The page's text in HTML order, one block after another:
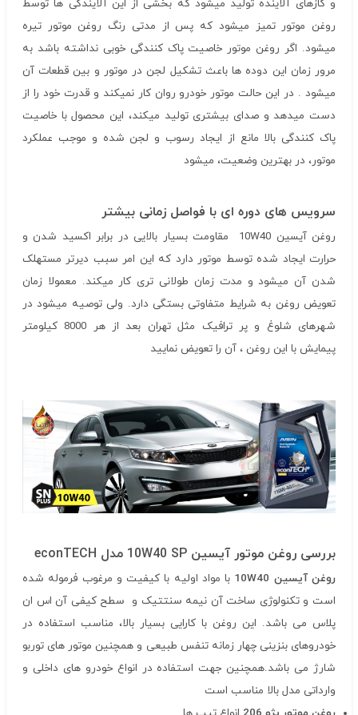
و گازهای آلاینده تولید میشود که بخشی از این آلایندگی ها توسط
روغن موتور تمیز میشود که پس از مدتی رنگ روغن موتور تیره
میشود. اگر روغن موتور خاصیت پاک کنندگی خوبی نداشته باشد به
مرور زمان این دوده ها باعث تشکیل لجن در موتور و بین قطعات آن
میشود . در این حالت موتور خودرو روان کار نمیکند و قدرت خود را از
دست میدهد و صدای بیشتری تولید میکند، این محصول با خاصیت
پاک کنندگی بالا مانع از ایجاد رسوب و لجن شده و موجب عملکرد
موتور، در بهترین وضعیت، میشود
سرویس های دوره ای با فواصل زمانی بیشتر
روغن آیسین 10W40 مقاومت بسیار بالایی در برابر اکسید شدن و
حرارت ایجاد شده توسط موتور دارد که این امر سبب دیرتر مستهلک
شدن آن میشود و مدت زمان طولانی تری کار میکند. معمولا زمان
تعویض روغن به شرایط متفاوتی بستگی دارد. ولی توصیه میشود در
شهرهای شلوغ و پر ترافیک مثل تهران بعد از هر 8000 کیلومتر
پیمایش با این روغن ، آن را تعویض نمایید
بررسی روغن موتور آیسین 10W40 SP مدل econTECH
روغن آیسین 10W40
با مواد اولیه با کیفیت و مرغوب فرموله شده
است و تکنولوژی ساخت آن نیمه سنتتیک و سطح کیفی آن اس ان
پلاس می باشد. این روغن با کارایی بسیار بالا، مناسب استفاده در
خودروهای بنزینی چهار زمانه تنفس طبیعی و همچنین موتور های توربو
شارژ می باشد.همچنین جهت استفاده در انواع خودرو های داخلی و
وارداتی مدل بالا مناسب است